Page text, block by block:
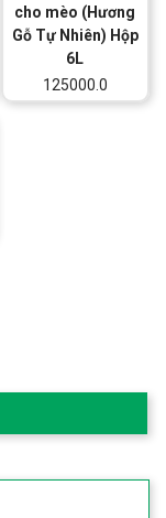
cho mèo (Hương
Gỗ Tự Nhiên) Hộp
6L
125000.0